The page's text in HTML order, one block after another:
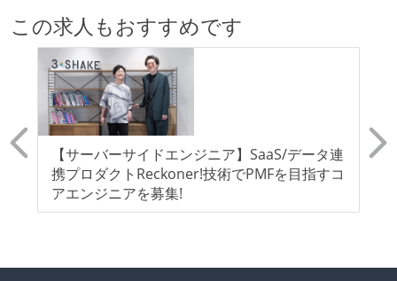
この求人もおすすめです
【サーバーサイドエンジニア】SaaS/データ連
携プロダクトReckoner!技術でPMFを目指すコ
アエンジニアを募集!